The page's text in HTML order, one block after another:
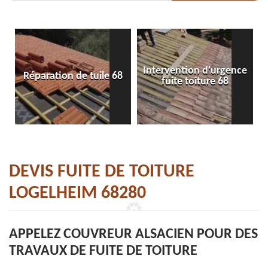
Réparation de tuile 68
Intervention d'urgence
fuite toiture 68
DEVIS FUITE DE TOITURE
LOGELHEIM 68280
APPELEZ COUVREUR ALSACIEN POUR DES
TRAVAUX DE FUITE DE TOITURE